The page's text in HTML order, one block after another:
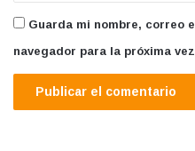
Guarda mi nombre, correo
navegador para la próxima